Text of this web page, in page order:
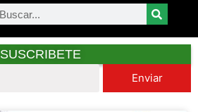
SUSCRIBETE
Enviar